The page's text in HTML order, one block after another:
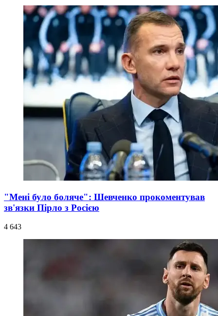
"Мені було боляче": Шевченко прокоментував
зв'язки Пірло з Росією
4 643